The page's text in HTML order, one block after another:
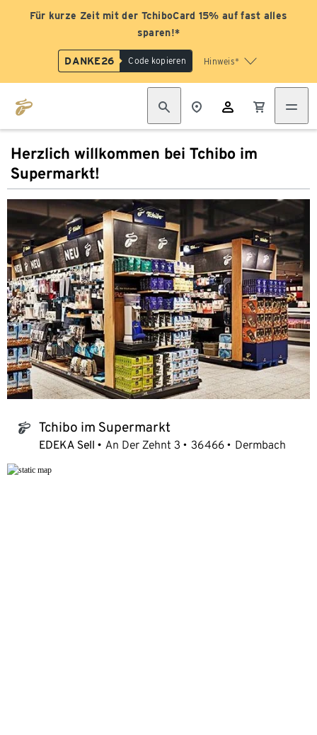
Für kurze Zeit mit der TchiboCard 15% auf fast alles
sparen!*
DANKE26 Code kopieren Hinweis*
Herzlich willkommen bei Tchibo im
Supermarkt!
tchibo_logo Tchibo im Supermarkt
EDEKA Sell An Der Zehnt 3 36466 Dermbach